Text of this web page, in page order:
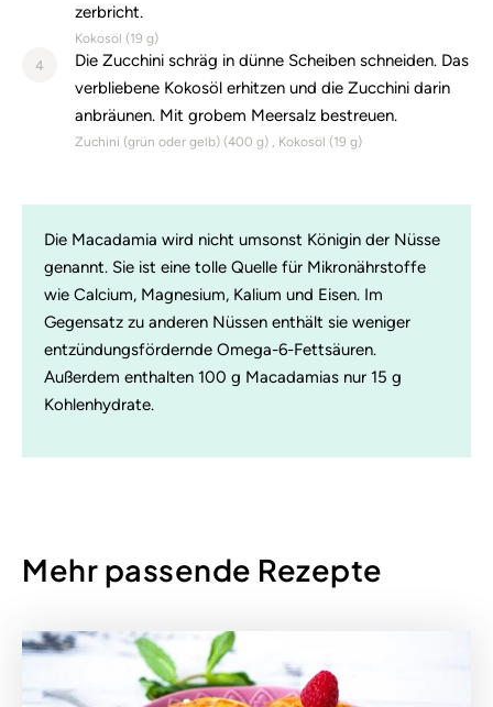
zerbricht.
Kokosöl (19 g)
4
Die Zucchini schräg in dünne Scheiben schneiden. Das
verbliebene Kokosöl erhitzen und die Zucchini darin
anbräunen. Mit grobem Meersalz bestreuen.
Zuchini (grün oder gelb) (400 g) Kokosöl (19 g)
Die Macadamia wird nicht umsonst Königin der Nüsse
genannt. Sie ist eine tolle Quelle für Mikronährstoffe
wie Calcium, Magnesium, Kalium und Eisen. Im
Gegensatz zu anderen Nüssen enthält sie weniger
entzündungsfördernde Omega-6-Fettsäuren.
Außerdem enthalten 100 g Macadamias nur 15 g
Kohlenhydrate.
Mehr passende Rezepte